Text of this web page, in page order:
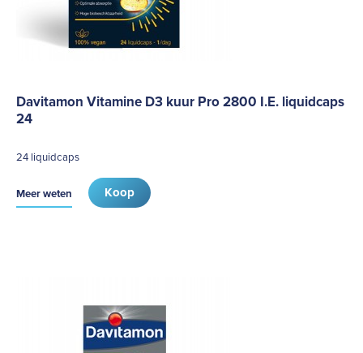
Davitamon Vitamine D3 kuur Pro 2800 I.E. liquidcaps
24
24 liquidcaps
Koop
Meer weten